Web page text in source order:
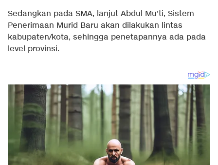
Sedangkan pada SMA, lanjut Abdul Mu'ti, Sistem
Penerimaan Murid Baru akan dilakukan lintas
kabupaten/kota, sehingga penetapannya ada pada
level provinsi.